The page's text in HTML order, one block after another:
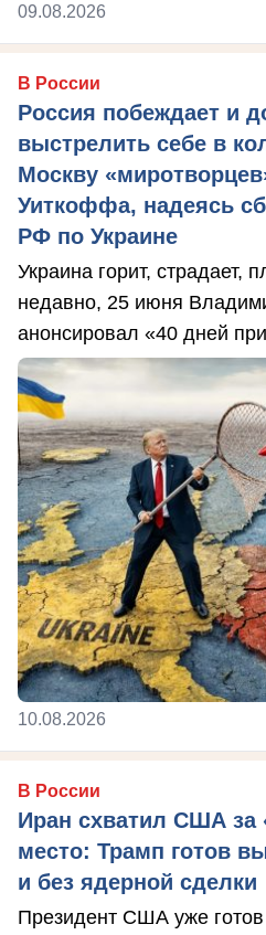
09.08.2026
В России
Россия побеждает и
выстрелить себе в
Москву
Уиткоффа, надеясь
РФ по Украине
Украина горит, страдает,
недавно, 25 июня
анонсировал «40 дней
10.08.2026
В России
Иран схватил США за
место: Трамп готов
и без ядерной сделки
Президент США уже готов